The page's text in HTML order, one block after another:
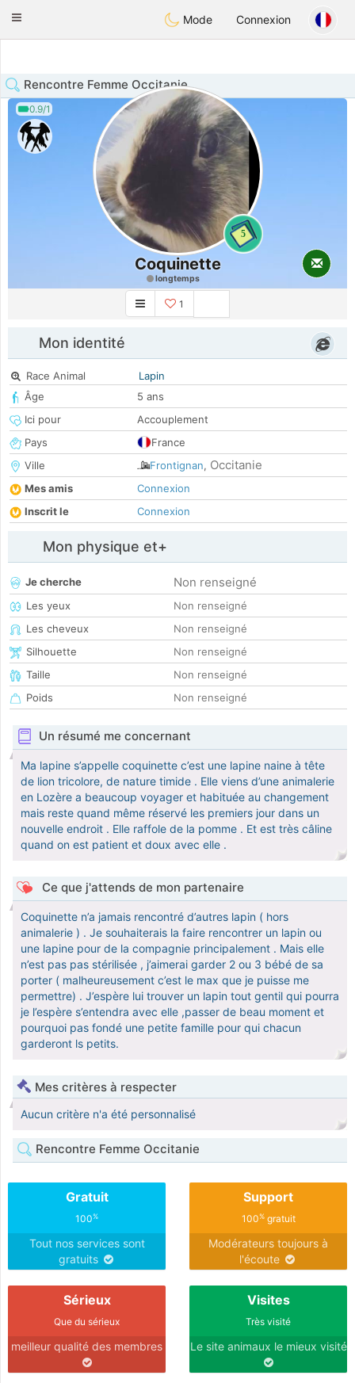
Animour
Toggle
Mode Connexion
Rencontre Femme Occitanie
0.9/1
5
Coquinette
longtemps
1
Mon identité
Race Animal
Lapin
Âge
5 ans
Ici pour
Accouplement
Pays
France
Ville
Frontignan, Occitanie
Mes amis
Connexion
Inscrit le
Connexion
Mon physique et+
Je cherche Non renseigné
Les yeux
Non renseigné
Les cheveux
Non renseigné
Silhouette
Non renseigné
Taille
Non renseigné
Poids
Non renseigné
Un résumé me concernant
Ma lapine s’appelle coquinette c’est une lapine naine à tête
de lion tricolore, de nature timide . Elle viens d’une animalerie
en Lozère a beaucoup voyager et habituée au changement
mais reste quand même réservé les premiers jour dans un
nouvelle endroit . Elle raffole de la pomme . Et est très câline
quand on est patient et doux avec elle .
Ce que j'attends de mon partenaire
Coquinette n’a jamais rencontré d’autres lapin ( hors
animalerie ) . Je souhaiterais la faire rencontrer un lapin ou
une lapine pour de la compagnie principalement . Mais elle
n’est pas pas stérilisée , j’aimerai garder 2 ou 3 bébé de sa
porter ( malheureusement c’est le max que je puisse me
permettre) . J’espère lui trouver un lapin tout gentil qui pourra
je l’espère s’entendra avec elle ,passer de beau moment et
pourquoi pas fondé une petite famille pour qui chacun
garderont ls petits.
Mes critères à respecter
Aucun critère n'a été personnalisé
Rencontre Femme Occitanie
Gratuit
100%
Tout nos services sont
gratuits
Support
100%gratuit
Modérateurs toujours à
l'écoute
Sérieux
Que du sérieux
meilleur qualité des membres
Visites
Très visité
Le site animaux le mieux visité